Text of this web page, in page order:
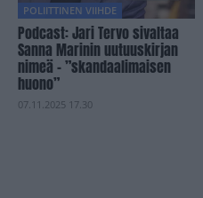
POLIITTINEN VIIHDE
Podcast: Jari Tervo sivaltaa
Sanna Marinin uutuuskirjan
nimeä – ”skandaalimaisen
huono”
07.11.2025 17.30